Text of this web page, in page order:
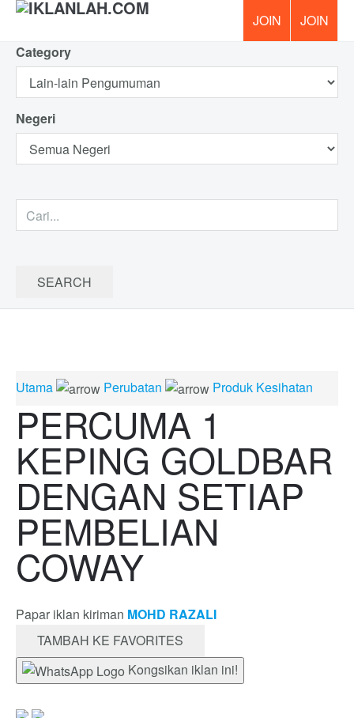
Category
Negeri
Utama Perubatan Produk Kesihatan
PERCUMA 1
KEPING GOLDBAR
DENGAN SETIAP
PEMBELIAN
COWAY
Papar iklan kiriman MOHD RAZALI
TAMBAH KE FAVORITES
Kongsikan iklan ini!